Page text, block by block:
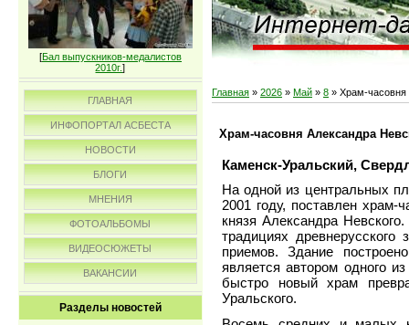
[Бал выпускников-медалистов
2010г.]
ГЛАВНАЯ
ИНФОПОРТАЛ АСБЕСТА
НОВОСТИ
БЛОГИ
МНЕНИЯ
ФОТОАЛЬБОМЫ
ВИДЕОСЮЖЕТЫ
ВАКАНСИИ
Разделы новостей
Главная » 2026 » Май » 8 » Храм-часовня
Храм-часовня Александра
Каменск-Уральский,
На одной из центральных
2001 году, поставлен храм-
князя Александра
традициях древнерусского
приемов. Здание
является автором одного
быстро новый храм
Уральского.